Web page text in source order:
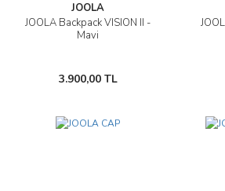
JOOLA
JOOLA Backpack VISION II -
Mavi
3.900,00 TL